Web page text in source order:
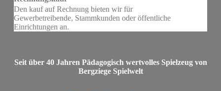
Den kauf auf Rechnung bieten wir für
Gewerbetreibende, Stammkunden oder öffentliche
Einrichtungen an.
Seit über 40 Jahren Pädagogisch wertvolles Spielzeug von
Bergziege Spielwelt